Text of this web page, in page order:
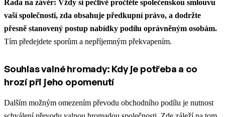
Rada na závěr: Vždy si pečlivě pročtěte společenskou smlouvu
vaší společnosti, zda obsahuje předkupní právo, a dodržte
přesně stanovený postup nabídky podílu oprávněným osobám.
Tím předejdete sporům a nepříjemným překvapením.
Souhlas valné hromady: Kdy je potřeba a co
hrozí při jeho opomenutí
Dalším možným omezením převodu obchodního podílu je nutnost